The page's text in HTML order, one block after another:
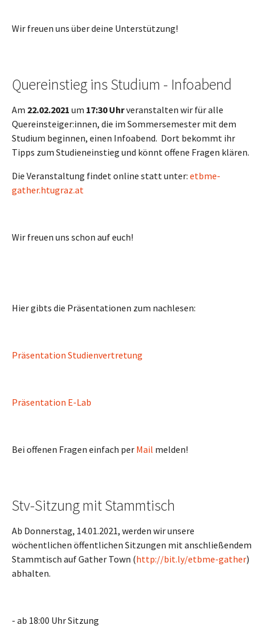
Wir freuen uns über deine Unterstützung!
Quereinstieg ins Studium - Infoabend
Am 22.02.2021 um 17:30 Uhrveranstalten wir für alle
Quereinsteiger:innen, die im Sommersemester mit dem
Studium beginnen, einen Infoabend. Dort bekommt ihr
Tipps zum Studieneinstieg und könnt offene Fragen klären.
Die Veranstaltung findet online statt unter: etbme-
gather.htugraz.at
Wir freuen uns schon auf euch!
Hier gibts die Präsentationen zum nachlesen:
Präsentation Studienvertretung
Präsentation E-Lab
Bei offenen Fragen einfach per Mail melden!
Stv-Sitzung mit Stammtisch
Ab Donnerstag, 14.01.2021, werden wir unsere
wöchentlichen öffentlichen Sitzungen mit anschließendem
Stammtisch auf Gather Town (http://bit.ly/etbme-gather)
abhalten.
- ab 18:00 Uhr Sitzung